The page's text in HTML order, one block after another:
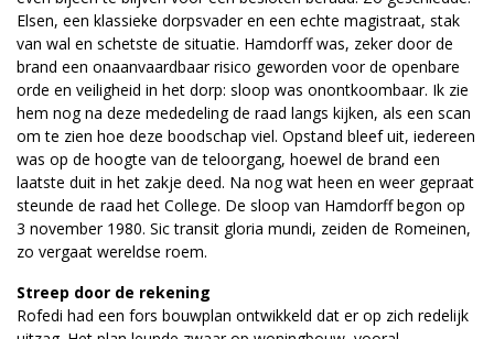
Elsen, een klassieke dorpsvader en een echte magistraat, stak
van wal en schetste de situatie. Hamdorff was, zeker door de
brand een onaanvaardbaar risico geworden voor de openbare
orde en veiligheid in het dorp: sloop was onontkoombaar. Ik zie
hem nog na deze mededeling de raad langs kijken, als een scan
om te zien hoe deze boodschap viel. Opstand bleef uit, iedereen
was op de hoogte van de teloorgang, hoewel de brand een
laatste duit in het zakje deed. Na nog wat heen en weer gepraat
steunde de raad het College. De sloop van Hamdorff begon op
3 november 1980. Sic transit gloria mundi, zeiden de Romeinen,
zo vergaat wereldse roem.
Streep door de rekening
Rofedi had een fors bouwplan ontwikkeld dat er op zich redelijk